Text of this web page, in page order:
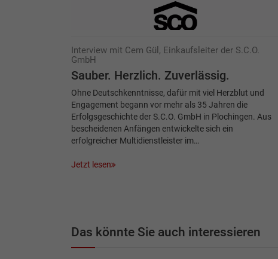
Interview mit Cem Gül, Einkaufsleiter der S.C.O.
GmbH
Sauber. Herzlich. Zuverlässig.
Ohne Deutschkenntnisse, dafür mit viel Herzblut und
Engagement begann vor mehr als 35 Jahren die
Erfolgsgeschichte der S.C.O. GmbH in Plochingen. Aus
bescheidenen Anfängen entwickelte sich ein
erfolgreicher Multidienstleister im…
Jetzt lesen
Das könnte Sie auch interessieren